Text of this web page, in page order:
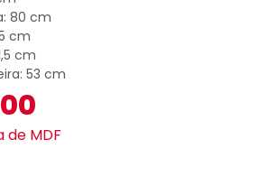
80 cm
cm
cm
53 cm
de MDF